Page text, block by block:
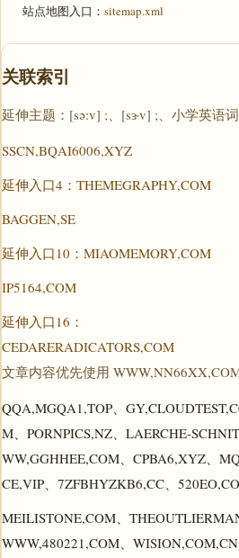
站点地图入口： sitemap.xml
关联索引
延伸主题：[sə:v] ;、[sɝv] ;、小学英语
SSCN,BQAI6006,XYZ
延伸入口4：THEMEGRAPHY,COM
BAGGEN,SE
延伸入口10：MIAOMEMORY,COM
IP5164,COM
延伸入口16：
CEDARERADICATORS,COM
文章内容优先使用
QQA,MGQA1,TOP、
M、PORNPICS,NZ、LAERCHE-
WW,GGHHEE,COM、CPBA6,XYZ、
CE,VIP、7ZFBHYZKB6,CC、
MEILISTONE,COM、
WWW,480221,COM、